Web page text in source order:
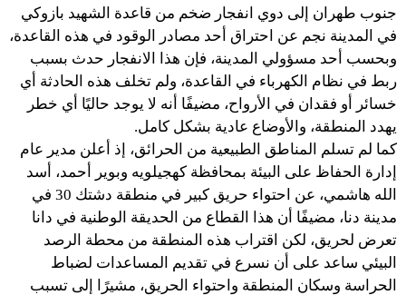
جنوب طهران إلى دوي انفجار ضخم من قاعدة الشهيد بازوكي
في المدينة نجم عن احتراق أحد مصادر الوقود في هذه القاعدة،
وبحسب أحد مسؤولي المدينة، فإن هذا الانفجار حدث بسبب
ربط في نظام الكهرباء في القاعدة، ولم تخلف هذه الحادثة أي
خسائر أو فقدان في الأرواح، مضيفًا أنه لا يوجد حاليًا أي خطر
يهدد المنطقة، والأوضاع عادية بشكل كامل.
كما لم تسلم المناطق الطبيعية من الحرائق، إذ أعلن مدير عام
إدارة الحفاظ على البيئة بمحافظة كهجيلويه وبوير أحمد، أسد
الله هاشمي، عن احتواء حريق كبير في منطقة دشتك 30 في
مدينة دنا، مضيفًا أن هذا القطاع من الحديقة الوطنية في دانا
تعرض لحريق، لكن اقتراب هذه المنطقة من محطة الرصد
البيئي ساعد على أن نسرع في تقديم المساعدات لضباط
الحراسة وسكان المنطقة واحتواء الحريق، مشيرًا إلى تسبب